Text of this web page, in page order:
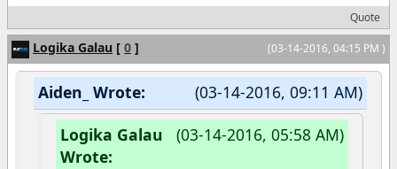
Quote
(03-14-2016, 04:15 PM )
Logika Galau [ 0 ]
(03-14-2016, 09:11 AM)
Aiden_ Wrote:
(03-14-2016, 05:58 AM)
Logika Galau
Wrote: